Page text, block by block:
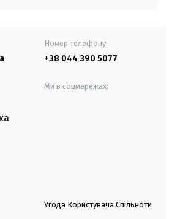
Номер телефону:
+38 044 390 5077
Ми в соцмережах:
Угода Користувача Спільноти